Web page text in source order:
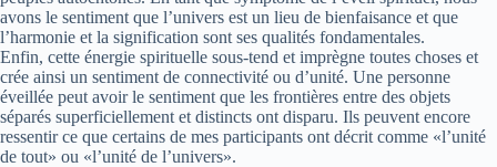
avons le sentiment que l’univers est un lieu de bienfaisance et que
l’harmonie et la signification sont ses qualités fondamentales.
Enfin, cette énergie spirituelle sous-tend et imprègne toutes choses et
crée ainsi un sentiment de connectivité ou d’unité. Une personne
éveillée peut avoir le sentiment que les frontières entre des objets
séparés superficiellement et distincts ont disparu. Ils peuvent encore
ressentir ce que certains de mes participants ont décrit comme «l’unité
de tout» ou «l’unité de l’univers».